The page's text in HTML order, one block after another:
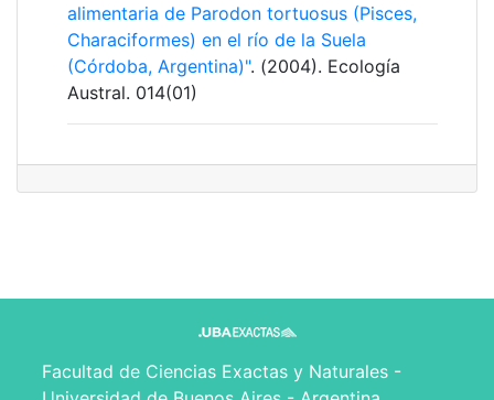
alimentaria de Parodon tortuosus (Pisces,
Characiformes) en el río de la Suela
(Córdoba, Argentina)". (2004). Ecología
Austral. 014(01)
Facultad de Ciencias Exactas y Naturales -